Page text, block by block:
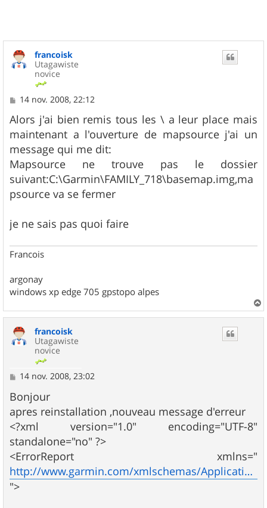
francoisk
Utagawiste
novice
M
s
s
a
g
e
14 nov. 2008, 22:12
Alors j'ai bien remis tous les \ a leur place mais
maintenant a l'ouverture de mapsource j'ai un
message qui me dit:
Mapsource ne trouve pas le dossier
suivant:C:\Garmin\FAMILY_718\basemap.img,ma
psource va se fermer
je ne sais pas quoi faire
Francois
argonay
windows xp edge 705 gpstopo alpes
a
francoisk
Utagawiste
novice
M
s
s
a
g
e
14 nov. 2008, 23:02
Bonjour
apres reinstallation ,nouveau message d'erreur
<?xml version="1.0" encoding="UTF-8"
standalone="no" ?>
<ErrorReport xmlns="
http://www.garmin.com/xmlschemas/ApplicationErrors/v1
">